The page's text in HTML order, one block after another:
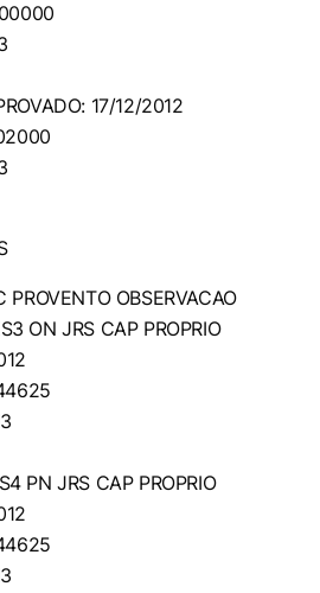
17/12/2012
PROVENTO OBSERVACAO
ON JRS CAP PROPRIO
PN JRS CAP PROPRIO